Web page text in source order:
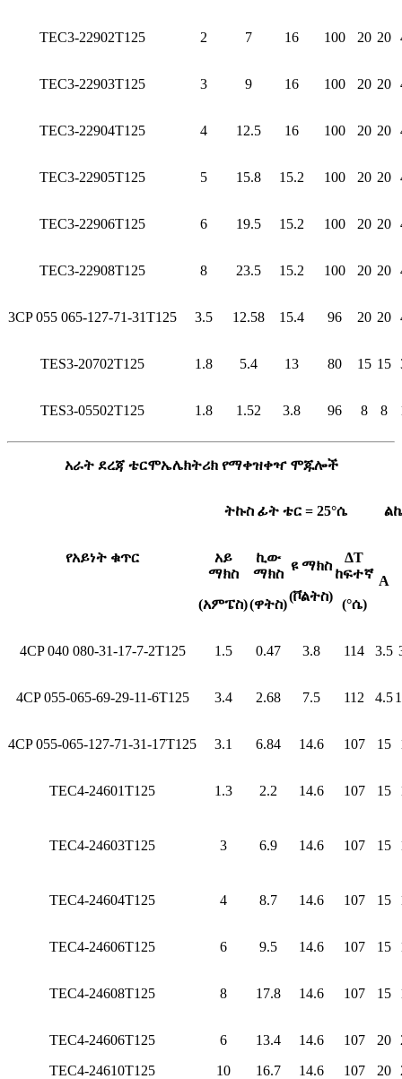
TEC3-22902T125 2 7 16 100 20 20
TEC3-22903T125 3 9 16 100 20 20
TEC3-22904T125 4 12.5 16 100 20 20
TEC3-22905T125 5 15.8 15.2 100 20 20
TEC3-22906T125 6 19.5 15.2 100 20 20
TEC3-22908T125 8 23.5 15.2 100 20 20
3CP 055 065-127-71-31T125 3.5 12.58 15.4 96 20 20
TES3-20702T125 1.8 5.4 13 80 15 15
TES3-05502T125 1.8 1.52 3.8 96 8 8
አራት ደረጃ ቴርሞኤሌክትሪክ የማቀዝቀዣ ሞጁሎች
የአይነት ቁጥር
ትኩስ ፊት ቴር = 25°ሴ
አይ
ማክስ
(አምፔስ)
ኪው
ማክስ
(ዋትስ)
ዩ ማክስ
(ቮልትስ)
ΔT
ከፍተኛ
(°ሴ)
A
4CP 040 080-31-17-7-2T125 1.5 0.47 3.8 114 3.5
4CP 055-065-69-29-11-6T125 3.4 2.68 7.5 112 4.5
4CP 055-065-127-71-31-17T125 3.1 6.84 14.6 107 15
TEC4-24601T125 1.3 2.2 14.6 107 15
TEC4-24603T125 3 6.9 14.6 107 15
TEC4-24604T125 4 8.7 14.6 107 15
TEC4-24606T125 6 9.5 14.6 107 15
TEC4-24608T125 8 17.8 14.6 107 15
TEC4-24606T125
TEC4-24610T125
6
10
13.4
16.7
14.6
14.6
107
107
20
20